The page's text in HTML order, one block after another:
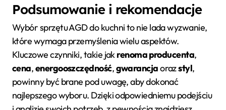
Podsumowanie i rekomendacje
Wybór sprzętu AGD do kuchni to nie lada wyzwanie,
które wymaga przemyślenia wielu aspektów.
Kluczowe czynniki, takie jakrenoma producenta,
cena,energooszczędność,gwarancjaorazstyl,
powinny być brane pod uwagę, aby dokonać
najlepszego wyboru. Dzięki odpowiedniemu podejściu